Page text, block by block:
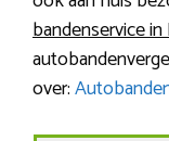
bandenservice
over: